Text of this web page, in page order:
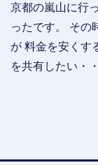
京都の嵐山に行
ったです。 その
が 料金を安くす
を共有したい・